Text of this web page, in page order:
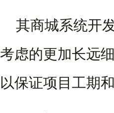
其商城系统开
考虑的更加长远
以保证项目工期